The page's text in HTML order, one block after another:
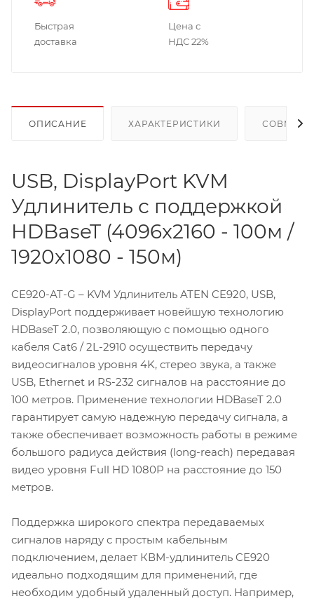
Быстрая
доставка
Цена с
НДС 22%
ОПИСАНИЕ ХАРАКТЕРИСТИКИ
USB, DisplayPort KVM
Удлинитель с поддержкой
HDBaseT (4096x2160 - 100м /
1920x1080 - 150м)
CE920-AT-G – KVM Удлинитель ATEN CE920, USB,
DisplayPort поддерживает новейшую технологию
HDBaseT 2.0, позволяющую с помощью одного
кабеля Cat6 / 2L-2910 осуществить передачу
видеосигналов уровня 4K, стерео звука, а также
USB, Ethernet и RS-232 сигналов на расстояние до
100 метров. Применение технологии HDBaseT 2.0
гарантирует самую надежную передачу сигнала, а
также обеспечивает возможность работы в режиме
большого радиуса действия (long-reach) передавая
видео уровня Full HD 1080P на расстояние до 150
метров.
Поддержка широкого спектра передаваемых
сигналов наряду с простым кабельным
подключением, делает КВМ-удлинитель CE920
идеально подходящим для применений, где
необходим удобный удаленный доступ. Например,